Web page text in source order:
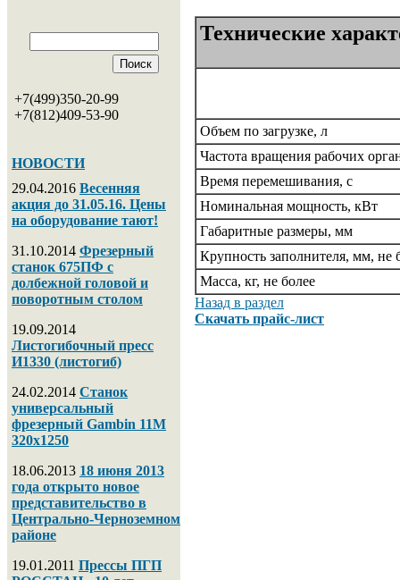
+7(499)350-20-99
+7(812)409-53-90
НОВОСТИ
29.04.2016 Весенняя
акция до 31.05.16. Цены
на оборудование тают!
31.10.2014 Фрезерный
станок 675ПФ с
долбежной головой и
поворотным столом
19.09.2014
Листогибочный пресс
И1330 (листогиб)
24.02.2014 Станок
универсальный
фрезерный Gambin 11M
320х1250
18.06.2013 18 июня 2013
года открыто новое
представительство в
Центрально-Черноземном
районе
19.01.2011 Прессы ПГП
Технические
Объем по загрузке, л
Частота вращения рабочих
Время перемешивания, с
Номинальная мощность, кВт
Габаритные размеры, мм
Крупность заполнителя, мм, не
Масса, кг, не более
Назад в раздел
Скачать прайс-лист